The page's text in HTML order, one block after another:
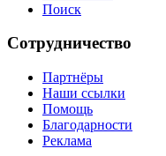
Поиск
Сотрудничество
Партнёры
Наши ссылки
Помощь
Благодарности
Реклама